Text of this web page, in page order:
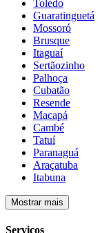
Toledo
Guaratinguetá
Mossoró
Brusque
Itaguaí
Sertãozinho
Palhoça
Cubatão
Resende
Macapá
Cambé
Tatuí
Paranaguá
Araçatuba
Itabuna
Mostrar mais
Serviços